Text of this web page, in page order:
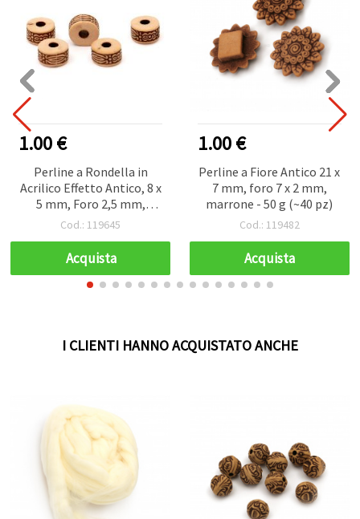
1.00 €
Perline a Rondella in
Acrilico Effetto Antico, 8 x
5 mm, Foro 2,5 mm,
Marrone, 50 g (~160 pz)
Cod.: 119645
Acquista
1.00 €
Perline a Fiore Antico 21 x
7 mm, foro 7 x 2 mm,
marrone - 50 g (~40 pz)
Cod.: 119482
Acquista
I CLIENTI HANNO ACQUISTATO ANCHE